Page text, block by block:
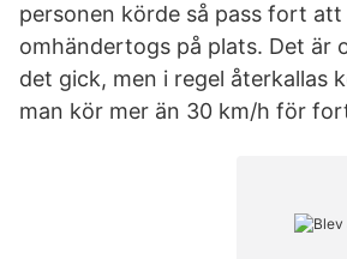
personen körde så pass fort
omhändertogs på plats. Det är
det gick, men i regel återkallas
man kör mer än 30 km/h för